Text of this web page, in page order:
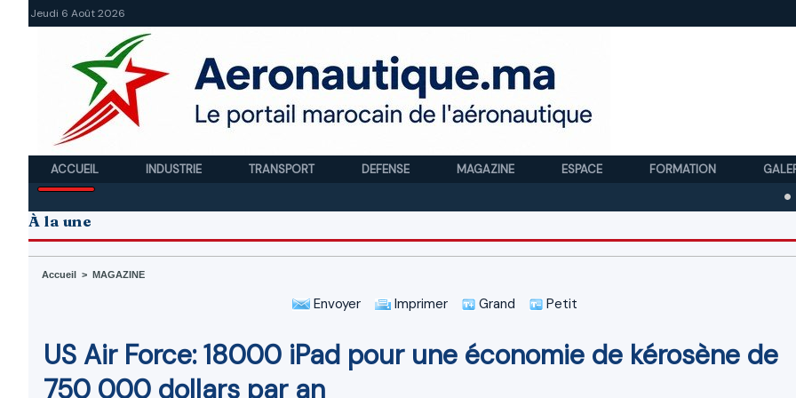
Jeudi 6 Août 2026
ACCUEIL INDUSTRIE TRANSPORT DEFENSE MAGAZINE ESPACE FORMATION
Royal
À la une
Accueil > MAGAZINE
Envoyer Imprimer Grand Petit
US Air Force: 18000 iPad pour une économie de kérosène de
750 000 dollars par an